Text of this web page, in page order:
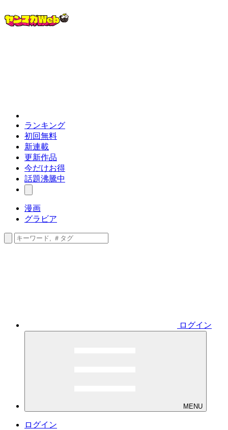
ランキング
初回無料
新連載
更新作品
今だけお得
話題沸騰中
漫画
グラビア
ログイン
MENU
ログイン